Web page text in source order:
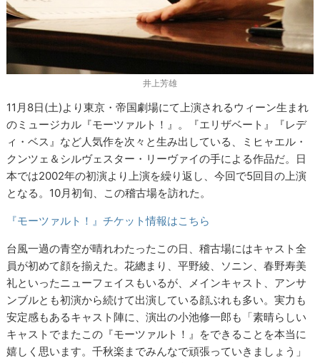
井上芳雄
11月8日(土)より東京・帝国劇場にて上演されるウィーン生まれ
のミュージカル『モーツァルト！』。『エリザベート』『レデ
ィ・ベス』など人気作を次々と生み出している、ミヒャエル・
クンツェ＆シルヴェスター・リーヴァイの手による作品だ。日
本では2002年の初演より上演を繰り返し、今回で5回目の上演
となる。10月初旬、この稽古場を訪れた。
『モーツァルト！』チケット情報はこちら
台風一過の青空が晴れわたったこの日、稽古場にはキャスト全
員が初めて顔を揃えた。花總まり、平野綾、ソニン、春野寿美
礼といったニューフェイスもいるが、メインキャスト、アンサ
ンブルとも初演から続けて出演している顔ぶれも多い。実力も
安定感もあるキャスト陣に、演出の小池修一郎も「素晴らしい
キャストでまたこの『モーツァルト！』をできることを本当に
嬉しく思います。千秋楽までみんなで頑張っていきましょう」